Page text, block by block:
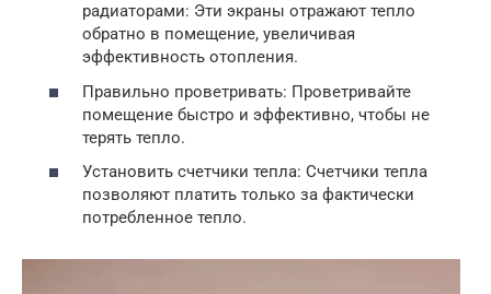
радиаторами: Эти экраны отражают тепло
обратно в помещение, увеличивая
эффективность отопления.
Правильно проветривать: Проветривайте
помещение быстро и эффективно, чтобы не
терять тепло.
Установить счетчики тепла: Счетчики тепла
позволяют платить только за фактически
потребленное тепло.